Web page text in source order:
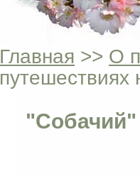
Главная >> О
путешествиях
"Собачий"